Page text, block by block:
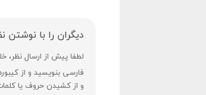
دیگران را با نوشتن
لطفا پیش از ارسال نظر،
و از کشیدن حروف یا